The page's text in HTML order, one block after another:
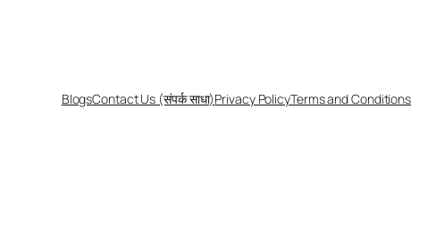
BlogsContact Us (संपर्क साधा)Privacy PolicyTerms and Conditions